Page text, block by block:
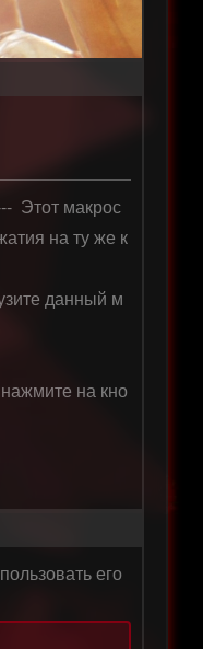
Этот макрос
на ту же к
данный м
на кно
его